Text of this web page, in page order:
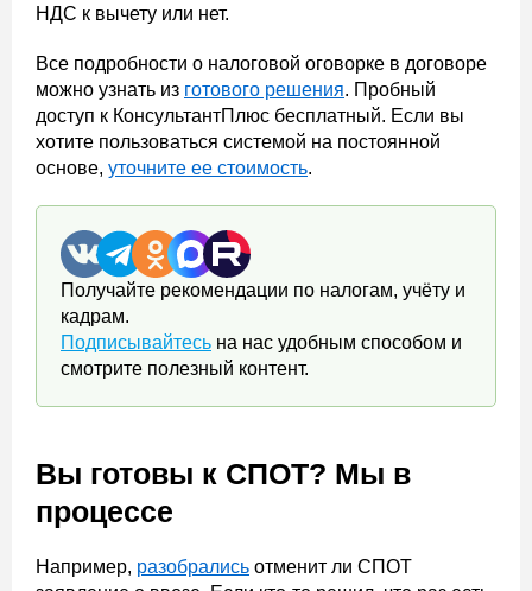
НДС к вычету или нет.
Все подробности о налоговой оговорке в договоре
можно узнать из готового решения. Пробный
доступ к КонсультантПлюс бесплатный. Если вы
хотите пользоваться системой на постоянной
основе, уточните ее стоимость.
Получайте рекомендации по налогам, учёту и
кадрам.
Подписывайтесь на нас удобным способом и
смотрите полезный контент.
Вы готовы к СПОТ? Мы в
процессе
Например, разобрались отменит ли СПОТ